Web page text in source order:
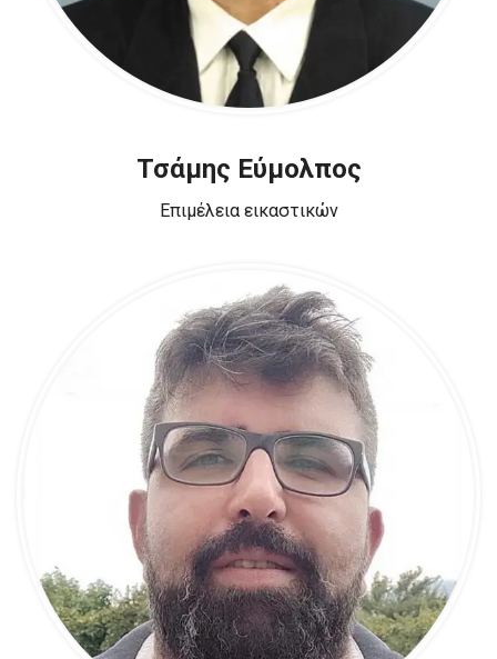
Τσάμης Εύμολπος
Επιμέλεια εικαστικών